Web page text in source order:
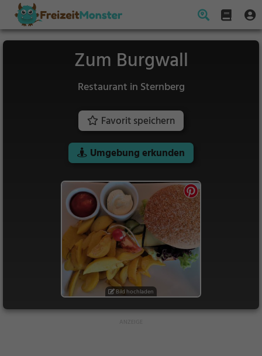
Zum Burgwall
Restaurant in Sternberg
Favorit speichern
Umgebung erkunden
Bild hochladen